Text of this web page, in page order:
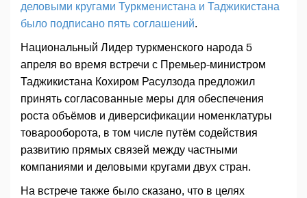
деловыми кругами Туркменистана и Таджикистана
было подписано пять соглашений.
Национальный Лидер туркменского народа 5
апреля во время встречи с Премьер-министром
Таджикистана Кохиром Расулзода предложил
принять согласованные меры для обеспечения
роста объёмов и диверсификации номенклатуры
товарооборота, в том числе путём содействия
развитию прямых связей между частными
компаниями и деловыми кругами двух стран.
На встрече также было сказано, что в целях